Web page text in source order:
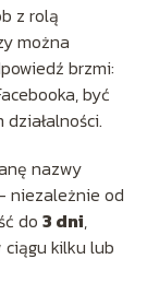
z rolą
można
brzmi:
być
nazwy
niezależnie od
do 3 dni,
kilku lub